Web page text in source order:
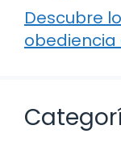
Descubre
obediencia